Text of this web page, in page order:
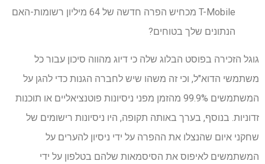
T-Mobile מכחיש הפרה חדשה של 64 מיליון רשומות-האם
הנתונים שלך בטוחים?
גוגל הזכירה בפוסט הבלוג שלה כי דיוג מהווה סיכון עבור כל
משתמשי הדוא"ל, וכי זה משהו שיש לחברה הגנות כדי להגן על
המשתמשים 99.9% מהזמן מפני ניסיונות פוטנציאליים או תוכנות
זדוניות. בנוסף, בערך באותה תקופה, היו ניסיונות רישומים של
שחקני איום שהנצלו את ההפרה על ידי ניסיון להערים על
המשתמשים לאיפוס את הסיסמאות שלהם בטלפון על ידי